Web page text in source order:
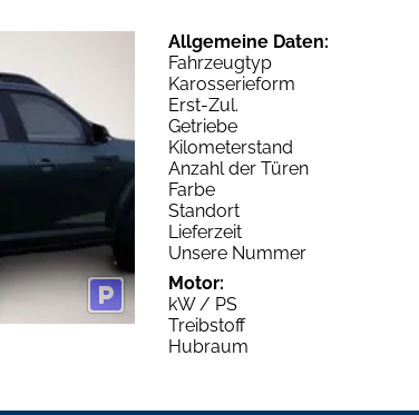
Allgemeine Daten:
Fahrzeugtyp
Karosserieform
Erst-Zul.
Getriebe
Kilometerstand
Anzahl der Türen
Farbe
Standort
Lieferzeit
Unsere Nummer
Motor:
kW / PS
Treibstoff
Hubraum